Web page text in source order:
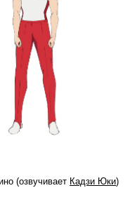
(озвучивает Кадзи Юки)